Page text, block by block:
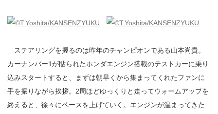
ステアリングを握るのは昨年のチャンピオンである山本尚貴。
カーナンバー1が貼られたホンダエンジン搭載のテストカーに乗り
込みスタートすると、まずは朝早くから集まってくれたファンに
手を振りながら挨拶。2周ほどゆっくりと走ってウォームアップを
終えると、徐々にペースを上げていく。エンジンが温まってきた